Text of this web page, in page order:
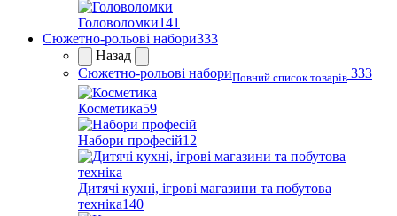
Головоломки141
Сюжетно-рольові набори333
Назад
Сюжетно-рольові набориПовний список товарів 333
Косметика59
Набори професій12
Дитячі кухні, ігрові магазини та побутова
техніка140